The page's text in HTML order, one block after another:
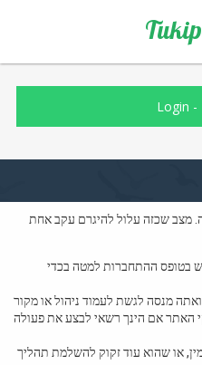
Login -
מצב שכזה עלול להיגרם עקב אחת
בטופס ההתחברות למטה בכדי
מנסה לגשת לעמוד ניהול או מקור
האתר אם הינך רשאי לבצע את פעולה
או שהוא עוד זקוק להשלמת תהליך